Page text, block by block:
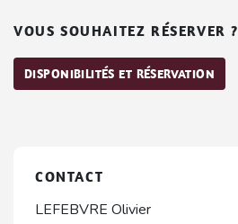
VOUS SOUHAITEZ RÉSERVER ?
DISPONIBILITÉS ET RÉSERVATION
CONTACT
LEFEBVRE Olivier